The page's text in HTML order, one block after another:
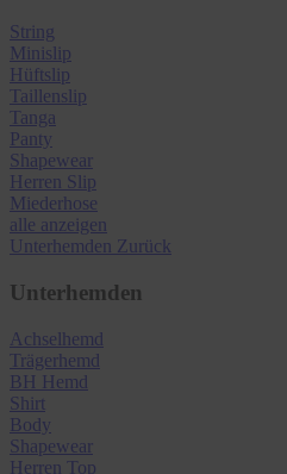
String
Minislip
Hüftslip
Taillenslip
Tanga
Panty
Shapewear
Herren Slip
Miederhose
alle anzeigen
Unterhemden Zurück
Unterhemden
Achselhemd
Trägerhemd
BH Hemd
Shirt
Body
Shapewear
Herren Top